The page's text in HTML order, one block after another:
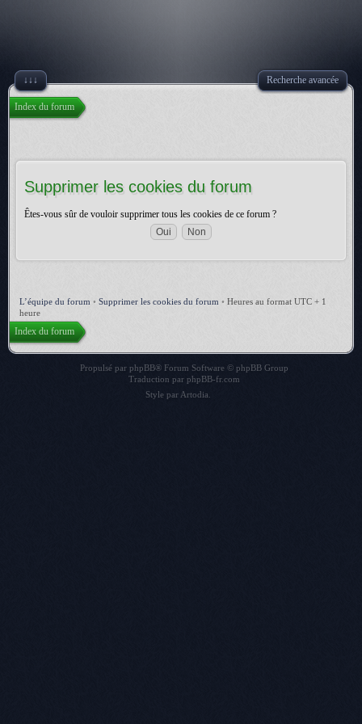
↓↓↓ Recherche avancée
Index du forum
Supprimer les cookies du forum
Êtes-vous sûr de vouloir supprimer tous les cookies de ce forum ?
L’équipe du forum • Supprimer les cookies du forum • Heures au format UTC + 1
heure
Index du forum
Propulsé par phpBB® Forum Software © phpBB Group
Traduction par phpBB-fr.com
Style par Artodia